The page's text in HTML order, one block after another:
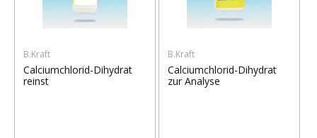
B.Kraft
Calciumchlorid-Dihydrat
reinst
B.Kraft
Calciumchlorid-Dihydrat
zur Analyse